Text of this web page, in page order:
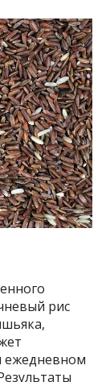
рис
ежедневном